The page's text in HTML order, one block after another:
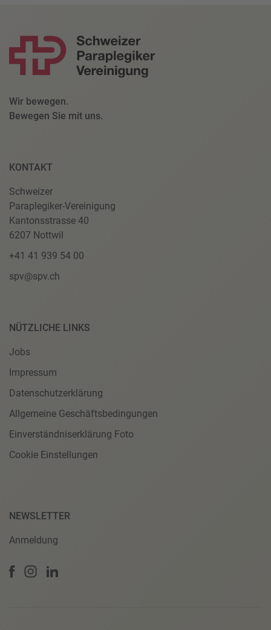
Wir bewegen.
Bewegen Sie mit uns.
KONTAKT
Schweizer
Paraplegiker-Vereinigung
Kantonsstrasse 40
6207 Nottwil
+41 41 939 54 00
spv@spv.ch
NÜTZLICHE LINKS
Jobs
Impressum
Datenschutzerklärung
Allgemeine Geschäftsbedingungen
Einverständniserklärung Foto
Cookie Einstellungen
NEWSLETTER
Anmeldung